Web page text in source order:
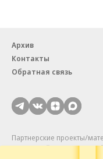
Архив
Контакты
Обратная связь
Партнерские проекты/
с пометкой «Промо» и